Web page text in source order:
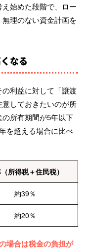
始めた段階で、ロー
理のない資金計画を
なる
利益に対して「譲渡
しておきたいのが所
所有期間が5年以下
を超える場合に比べ
所得税＋住民税）
約39％
約20％
場合は税金の負担が